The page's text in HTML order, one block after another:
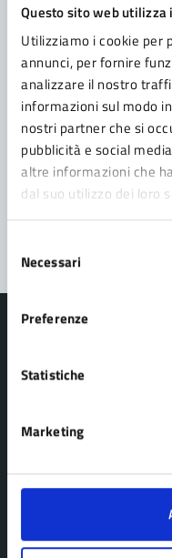
Questo sito web utilizza
Utilizziamo i cookie per
annunci, per fornire
analizzare il nostro
informazioni sul modo
nostri partner che si
pubblicità e social
altre informazioni che
dal suo utilizzo dei loro
delNecessari
Preferenze
Statistiche
Marketing
Contatta il
Leggi le
Richiedi
Prenota
Problemi in città
Segnala
Organi di governo
Personale amministrativo
Politici